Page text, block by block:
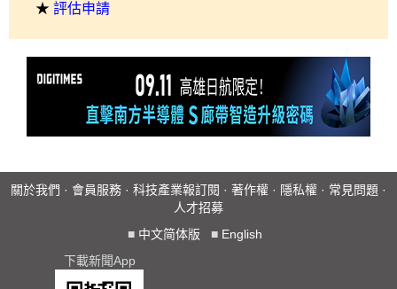
★ 評估申請
關於我們 · 會員服務 · 科技產業報訂閱 · 著作權 · 隱私權 · 常見問題 ·
人才招募
■ 中文简体版 ■ English
下載新聞App